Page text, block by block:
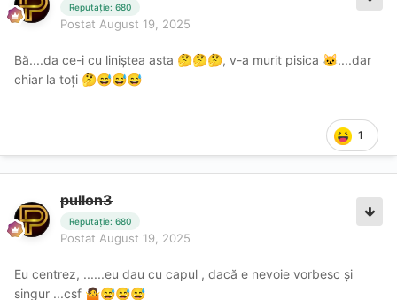
Reputație: 680
Postat August 19, 2025
Bă....da ce-i cu liniștea asta 🤔🤔🤔, v-a murit pisica 🐱....dar
chiar la toți 🤔😅😅😅
1
pullon3
Reputație: 680
Postat August 19, 2025
Eu centrez, ......eu dau cu capul , dacă e nevoie vorbesc și
singur ...csf 🤷😅😅😅